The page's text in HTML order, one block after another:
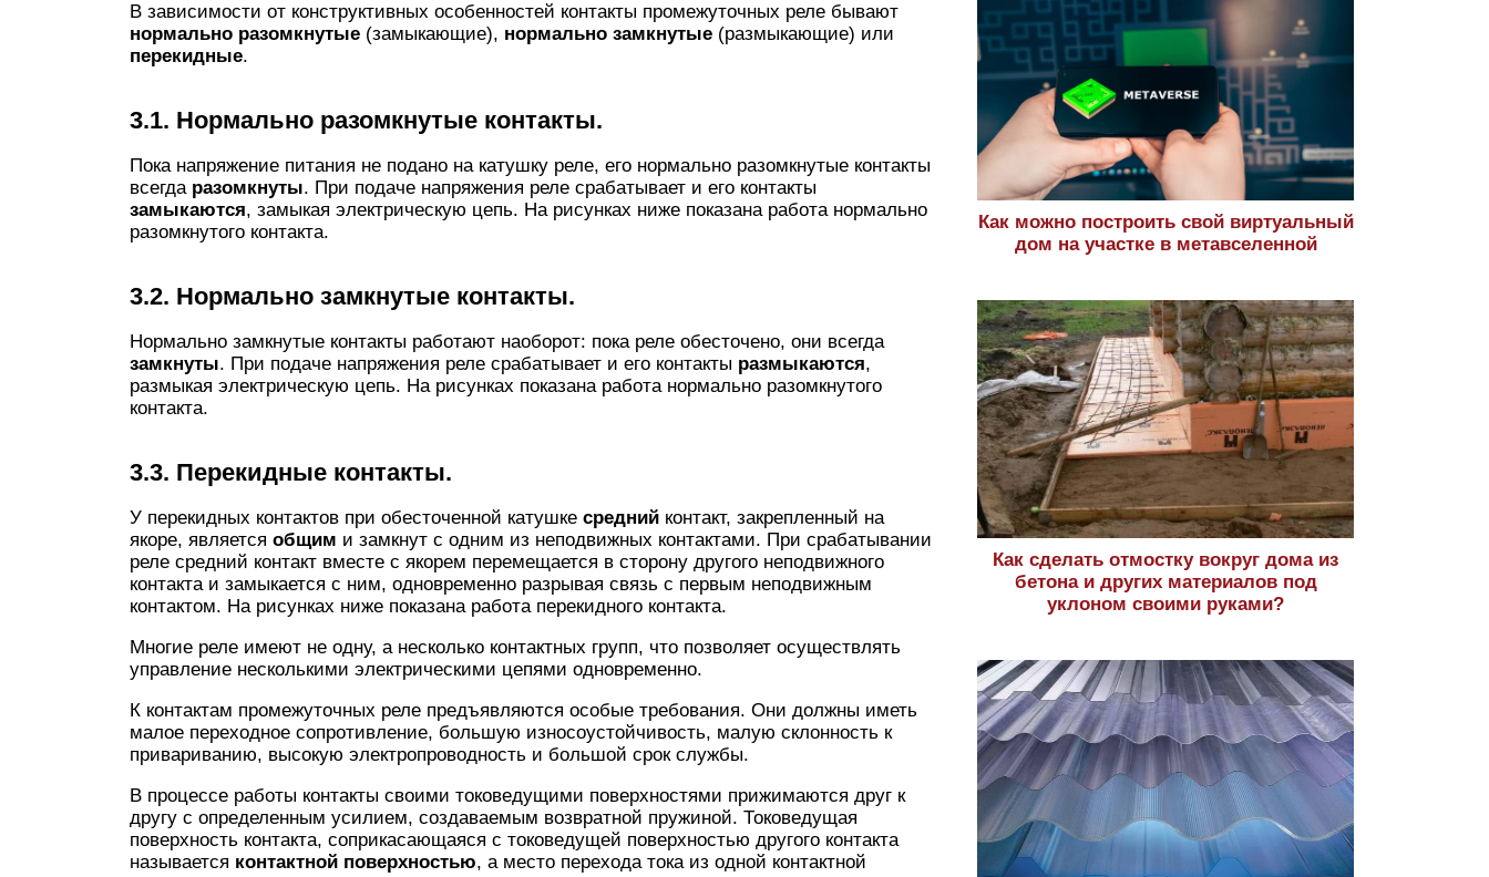
В зависимости от конструктивных особенностей контакты промежуточных реле бывают
нормально разомкнутые (замыкающие), нормально замкнутые (размыкающие) или
перекидные.
3.1. Нормально разомкнутые контакты.
Пока напряжение питания не подано на катушку реле, его нормально разомкнутые контакты
всегда разомкнуты. При подаче напряжения реле срабатывает и его контакты
замыкаются, замыкая электрическую цепь. На рисунках ниже показана работа нормально
разомкнутого контакта.
3.2. Нормально замкнутые контакты.
Нормально замкнутые контакты работают наоборот: пока реле обесточено, они всегда
замкнуты. При подаче напряжения реле срабатывает и его контакты размыкаются,
размыкая электрическую цепь. На рисунках показана работа нормально разомкнутого
контакта.
3.3. Перекидные контакты.
У перекидных контактов при обесточенной катушке средний контакт, закрепленный на
якоре, является общим и замкнут с одним из неподвижных контактами. При срабатывании
реле средний контакт вместе с якорем перемещается в сторону другого неподвижного
контакта и замыкается с ним, одновременно разрывая связь с первым неподвижным
контактом. На рисунках ниже показана работа перекидного контакта.
Многие реле имеют не одну, а несколько контактных групп, что позволяет осуществлять
управление несколькими электрическими цепями одновременно.
К контактам промежуточных реле предъявляются особые требования. Они должны иметь
малое переходное сопротивление, большую износоустойчивость, малую склонность к
привариванию, высокую электропроводность и большой срок службы.
В процессе работы контакты своими токоведущими поверхностями прижимаются друг к
другу с определенным усилием, создаваемым возвратной пружиной. Токоведущая
поверхность контакта, соприкасающаяся с токоведущей поверхностью другого контакта
называется контактной поверхностью, а место перехода тока из одной контактной
Как можно построить свой виртуальный
дом на участке в метавселенной
Как сделать отмостку вокруг дома из
бетона и других материалов под
уклоном своими руками?